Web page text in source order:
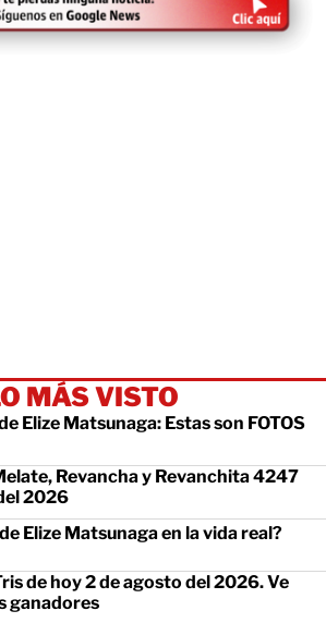
MÁS VISTO
Elize Matsunaga: Estas son FOTOS
Revancha y Revanchita 4247
2026
Elize Matsunaga en la vida real?
de hoy 2 de agosto del 2026. Ve
ganadores